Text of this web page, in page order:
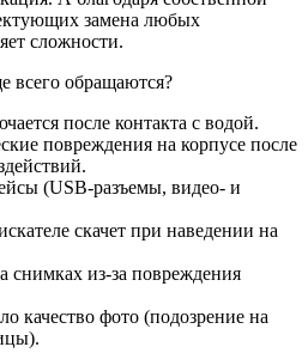
замена любых
сложности.
всего обращаются?
после контакта с водой.
повреждения на корпусе после
(USB-разъемы, видео- и
скачет при наведении на
снимках из-за повреждения
качество фото (подозрение на